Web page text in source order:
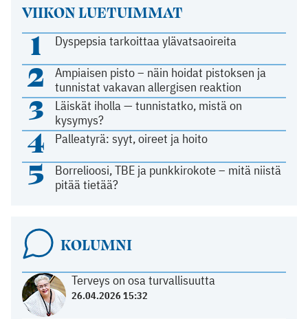
VIIKON LUETUIMMAT
1 Dyspepsia tarkoittaa ylävatsaoireita
2
Ampiaisen pisto – näin hoidat pistoksen ja
tunnistat vakavan allergisen reaktion
3
Läiskät iholla — tunnistatko, mistä on
kysymys?
4 Palleatyrä: syyt, oireet ja hoito
5
Borrelioosi, TBE ja punkkirokote – mitä niistä
pitää tietää?
KOLUMNI
Terveys on osa turvallisuutta
26.04.2026 15:32